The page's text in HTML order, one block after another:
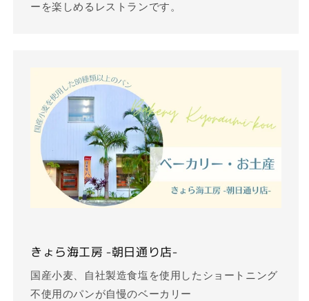
ーを楽しめるレストランです。
きょら海工房 -朝日通り店-
国産小麦、自社製造食塩を使用したショートニング
不使用のパンが自慢のベーカリー